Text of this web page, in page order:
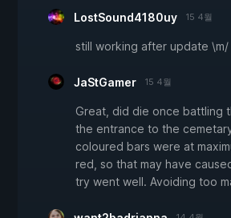
LostSound4180uy 15 4월
still working after update \m/
JaStGamer 15 4월
Great, did die once battling
the entrance to the
coloured bars were at
red, so that may have
try went well. Avoiding too